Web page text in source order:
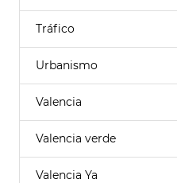
Tráfico
Urbanismo
Valencia
Valencia verde
Valencia Ya